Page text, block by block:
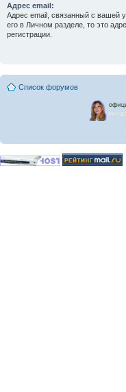
Адрес email:
Адрес email, связанный с вашей
его в Личном разделе, то это
регистрации.
Список форумов